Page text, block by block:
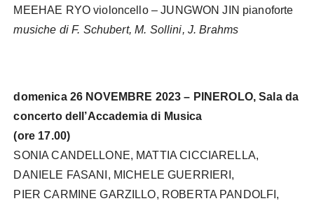
MEEHAE RYO violoncello – JUNGWON JIN pianoforte
musiche di F. Schubert, M. Sollini, J. Brahms
domenica 26 NOVEMBRE 2023 – PINEROLO, Sala da
concerto dell’Accademia di Musica
(ore 17.00)
SONIA CANDELLONE, MATTIA CICCIARELLA,
DANIELE FASANI, MICHELE GUERRIERI,
PIER CARMINE GARZILLO, ROBERTA PANDOLFI,